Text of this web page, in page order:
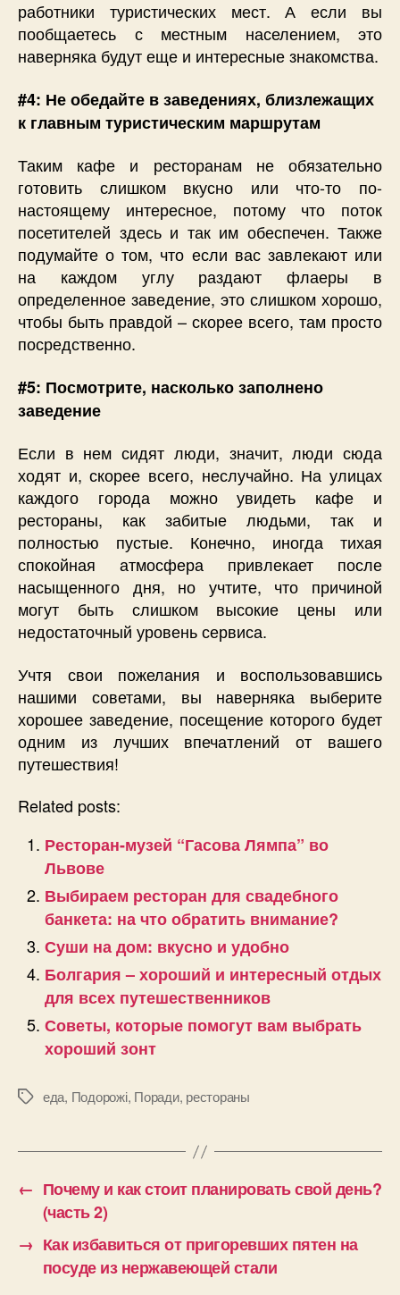
работники туристических мест. А если вы
пообщаетесь с местным населением, это
наверняка будут еще и интересные знакомства.
#4: Не обедайте в заведениях, близлежащих
к главным туристическим маршрутам
Таким кафе и ресторанам не обязательно
готовить слишком вкусно или что-то по-
настоящему интересное, потому что поток
посетителей здесь и так им обеспечен. Также
подумайте о том, что если вас завлекают или
на каждом углу раздают флаеры в
определенное заведение, это слишком хорошо,
чтобы быть правдой – скорее всего, там просто
посредственно.
#5: Посмотрите, насколько заполнено
заведение
Если в нем сидят люди, значит, люди сюда
ходят и, скорее всего, неслучайно. На улицах
каждого города можно увидеть кафе и
рестораны, как забитые людьми, так и
полностью пустые. Конечно, иногда тихая
спокойная атмосфера привлекает после
насыщенного дня, но учтите, что причиной
могут быть слишком высокие цены или
недостаточный уровень сервиса.
Учтя свои пожелания и воспользовавшись
нашими советами, вы наверняка выберите
хорошее заведение, посещение которого будет
одним из лучших впечатлений от вашего
путешествия!
Related posts:
Ресторан-музей “Гасова Лямпа” во
Львове
Выбираем ресторан для свадебного
банкета: на что обратить внимание?
Суши на дом: вкусно и удобно
Болгария – хороший и интересный отдых
для всех путешественников
Советы, которые помогут вам выбрать
хороший зонт
Позначки
еда, Подорожі, Поради, рестораны
← Почему и как стоит планировать свой день?
(часть 2)
→ Как избавиться от пригоревших пятен на
посуде из нержавеющей стали